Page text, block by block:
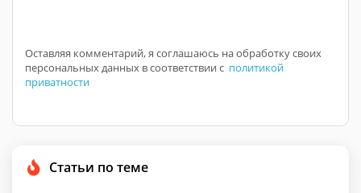
Оставляя комментарий, я соглашаюсь на обработку своих
персональных данных в соответствии с политикой
приватности
Статьи по теме